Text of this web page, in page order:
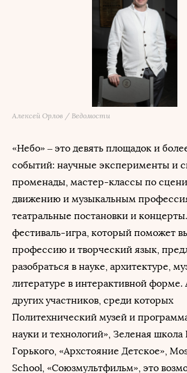
Алексей Орлов / Ведомости
«Небо» – это девять площадок и
событий: научные эксперименты и
променады, мастер-классы по
движению и музыкальным
театральные постановки и
фестиваль-игра, который поможет
профессию и творческий язык,
разобраться в науке, архитектуре,
литературе в интерактивной форме.
других участников, среди которых
Политехнический музей и
науки и технологий», Зеленая школа
Горького, «Архстояние Детское»,
School, «Союзмультфильм», это